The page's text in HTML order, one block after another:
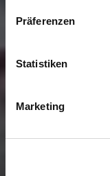
Präferenzen
Statistiken
Marketing